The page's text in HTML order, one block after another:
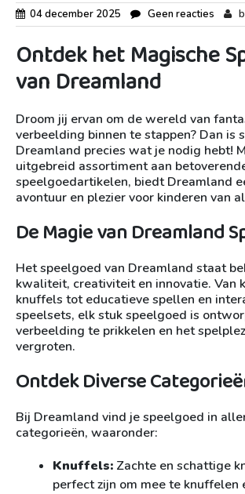
04 december 2025 Geen reacties
Ontdek het Magische
van Dreamland
Droom jij ervan om de wereld van
verbeelding binnen te stappen? Dan is
Dreamland precies wat je nodig hebt!
uitgebreid assortiment aan
speelgoedartikelen, biedt Dreamland
avontuur en plezier voor kinderen van
De Magie van Dreamland
Het speelgoed van Dreamland staat
kwaliteit, creativiteit en innovatie. Van
knuffels tot educatieve spellen en
speelsets, elk stuk speelgoed is
verbeelding te prikkelen en het
vergroten.
Ontdek Diverse
Bij Dreamland vind je speelgoed in
categorieën, waaronder:
Knuffels: Zachte en schattige
perfect zijn om mee te knuffelen